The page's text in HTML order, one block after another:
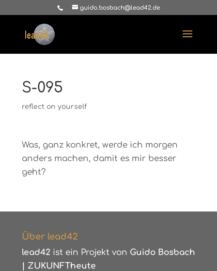
guido.bosbach@lead42.de
S-095
reflect on yourself
Was, ganz konkret, werde ich morgen
anders machen, damit es mir besser
geht?
Über lead42
lead42 ist ein Projekt von Guido Bosbach
ZUKUNFTheute